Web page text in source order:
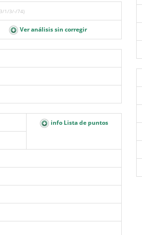
1/3/-/74)
Ver análisis sin corregir
info Lista de puntos